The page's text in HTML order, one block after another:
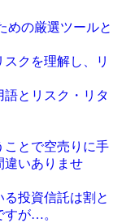
めの厳選ツールと
クを理解し、リ
とリスク・リタ
ことで空売りに手
違いありませ
投資信託は割と
すが…。